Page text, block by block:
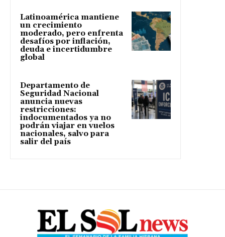
Latinoamérica mantiene
un crecimiento
moderado, pero enfrenta
desafíos por inflación,
deuda e incertidumbre
global
Departamento de
Seguridad Nacional
anuncia nuevas
restricciones:
indocumentados ya no
podrán viajar en vuelos
nacionales, salvo para
salir del país